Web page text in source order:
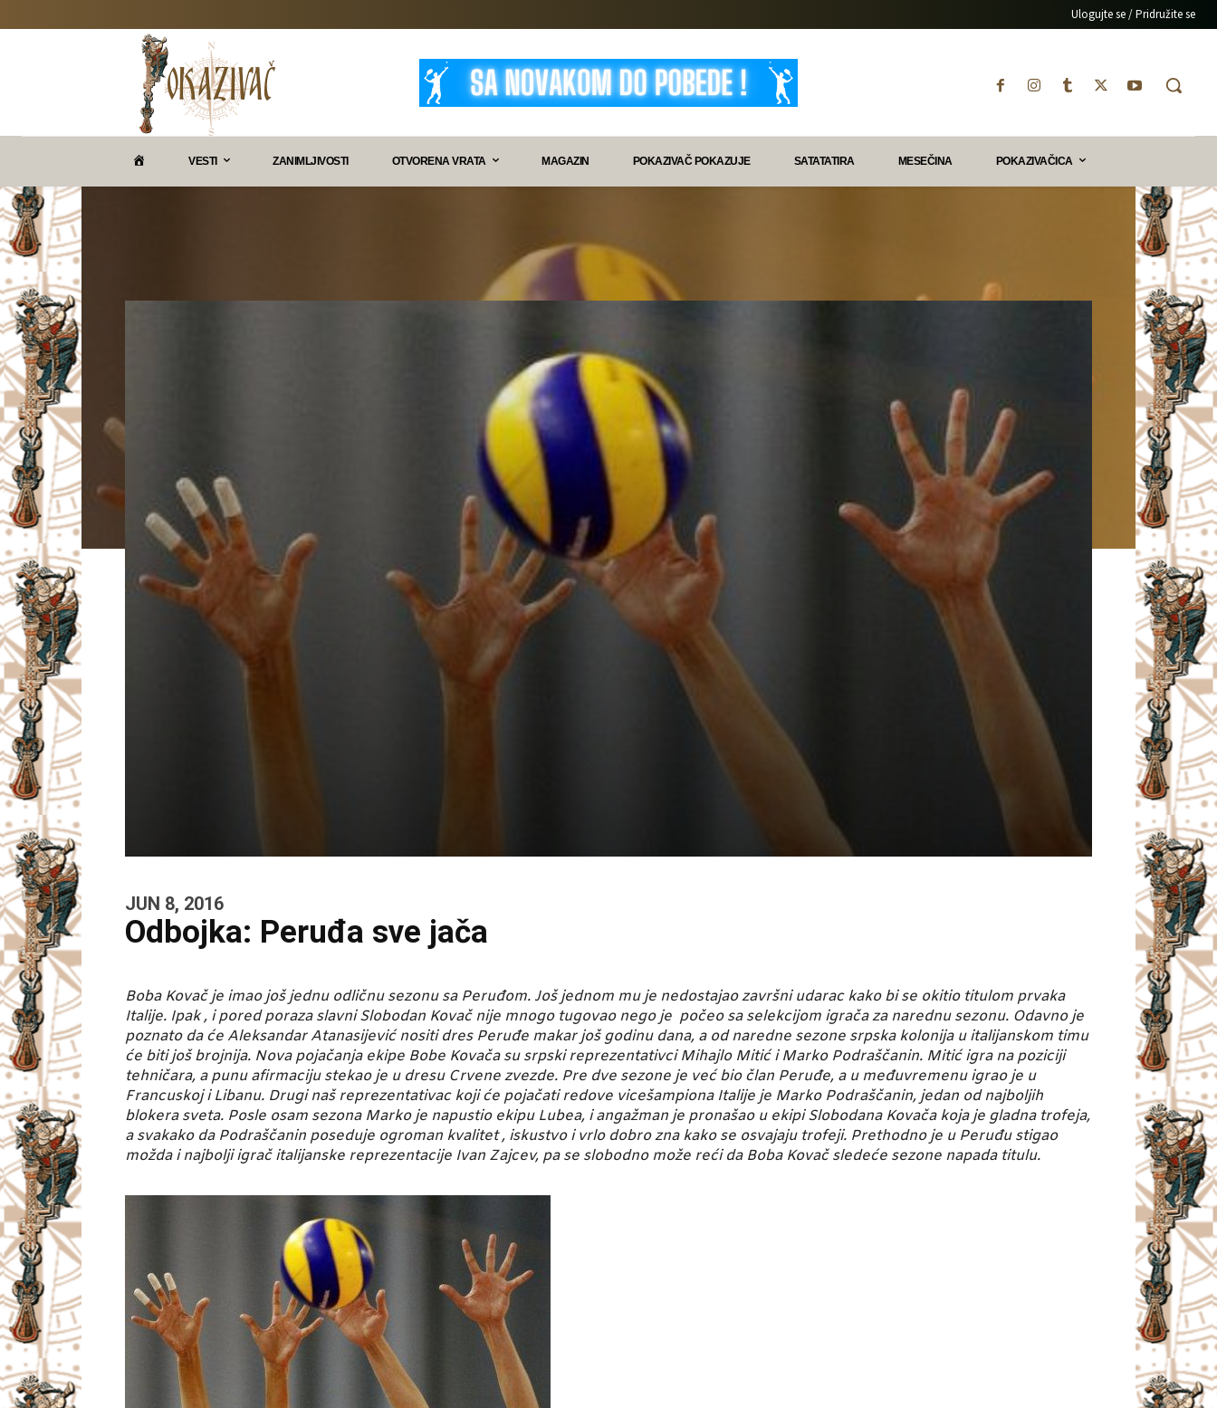
Ulogujte se / Pridružite se
VESTI ZANIMLJIVOSTI OTVORENA VRATA MAGAZIN POKAZIVAČ POKAZUJE SATATATIRA MESEČINA POKAZIVAČICA
JUN 8, 2016
Odbojka: Peruđa sve jača
Boba Kovač je imao još jednu odličnu sezonu sa Peruđom. Još jednom mu je nedostajao završni udarac kako bi se okitio titulom prvaka
Italije. Ipak , i pored poraza slavni Slobodan Kovač nije mnogo tugovao nego je počeo sa selekcijom igrača za narednu sezonu. Odavno je
poznato da će Aleksandar Atanasijević nositi dres Peruđe makar još godinu dana, a od naredne sezone srpska kolonija u italijanskom timu
će biti još brojnija. Nova pojačanja ekipe Bobe Kovača su srpski reprezentativci Mihajlo Mitić i Marko Podraščanin. Mitić igra na poziciji
tehničara, a punu afirmaciju stekao je u dresu Crvene zvezde. Pre dve sezone je već bio član Peruđe, a u međuvremenu igrao je u
Francuskoj i Libanu. Drugi naš reprezentativac koji će pojačati redove vicešampiona Italije je Marko Podraščanin, jedan od najboljih
blokera sveta. Posle osam sezona Marko je napustio ekipu Lubea, i angažman je pronašao u ekipi Slobodana Kovača koja je gladna trofeja,
a svakako da Podraščanin poseduje ogroman kvalitet , iskustvo i vrlo dobro zna kako se osvajaju trofeji. Prethodno je u Peruđu stigao
možda i najbolji igrač italijanske reprezentacije Ivan Zajcev, pa se slobodno može reći da Boba Kovač sledeće sezone napada titulu.